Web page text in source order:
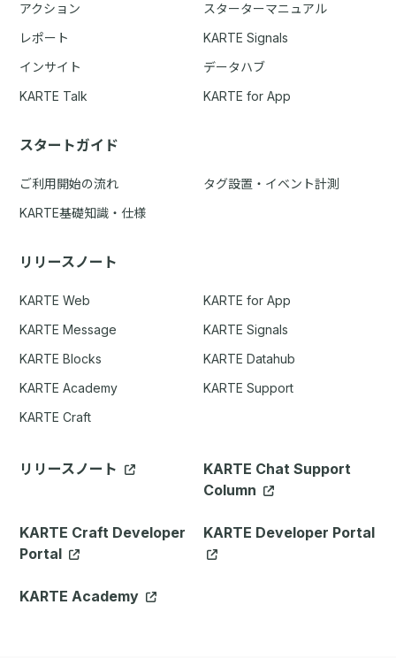
アクション
スターターマニュアル
レポート
KARTE Signals
インサイト
データハブ
KARTE Talk
KARTE for App
スタートガイド
ご利用開始の流れ
タグ設置・イベント計測
KARTE基礎知識・仕様
リリースノート
KARTE Web
KARTE for App
KARTE Message
KARTE Signals
KARTE Blocks
KARTE Datahub
KARTE Academy
KARTE Support
KARTE Craft
リリースノート
KARTE Chat Support
Column
KARTE Craft Developer
Portal
KARTE Developer Portal
KARTE Academy